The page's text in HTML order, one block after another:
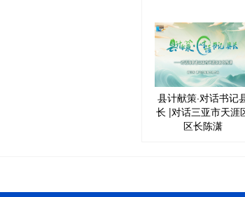
县计献策·对话书记
长 |对话三亚市天涯
区长陈潇